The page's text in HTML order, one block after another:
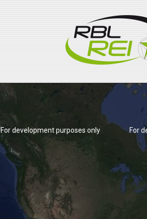
For development purposes only For